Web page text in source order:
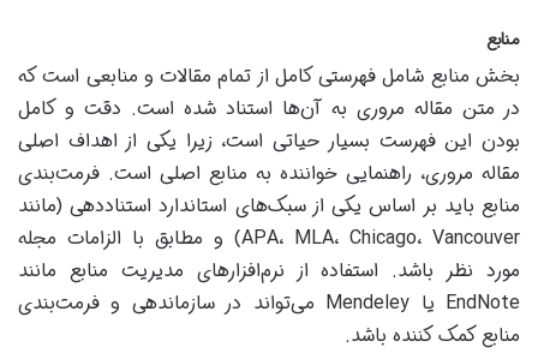
منابع
بخش منابع شامل فهرستی کامل از تمام مقالات و منابعی است که
در متن مقاله مروری به آن‌ها استناد شده است. دقت و کامل
بودن این فهرست بسیار حیاتی است، زیرا یکی از اهداف اصلی
مقاله مروری، راهنمایی خواننده به منابع اصلی است. فرمت‌بندی
منابع باید بر اساس یکی از سبک‌های استاندارد استناددهی (مانند
APA، MLA، Chicago، Vancouver) و مطابق با الزامات مجله
مورد نظر باشد. استفاده از نرم‌افزارهای مدیریت منابع مانند
EndNote یا Mendeley می‌تواند در سازماندهی و فرمت‌بندی
منابع کمک کننده باشد.